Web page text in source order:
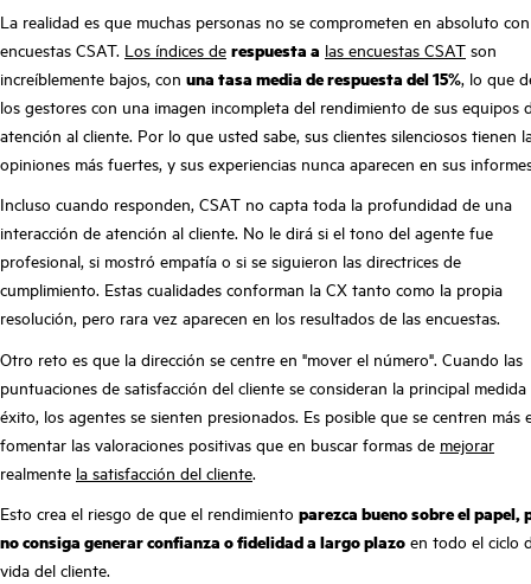
La realidad es que muchas personas no se comprometen en absoluto
encuestas CSAT. Los índices de respuesta a las encuestas CSAT son
increíblemente bajos, con una tasa media de respuesta del 15%, lo que
los gestores con una imagen incompleta del rendimiento de sus equipos
atención al cliente. Por lo que usted sabe, sus clientes silenciosos tienen
opiniones más fuertes, y sus experiencias nunca aparecen en sus
Incluso cuando responden, CSAT no capta toda la profundidad de una
interacción de atención al cliente. No le dirá si el tono del agente fue
profesional, si mostró empatía o si se siguieron las directrices de
cumplimiento. Estas cualidades conforman la CX tanto como la propia
resolución, pero rara vez aparecen en los resultados de las encuestas.
Otro reto es que la dirección se centre en "mover el número". Cuando las
puntuaciones de satisfacción del cliente se consideran la principal medida
éxito, los agentes se sienten presionados. Es posible que se centren más
fomentar las valoraciones positivas que en buscar formas de mejorar
realmente la satisfacción del cliente.
Esto crea el riesgo de que el rendimiento parezca bueno sobre el papel,
no consiga generar confianza o fidelidad a largo plazo en todo el ciclo
vida del cliente.